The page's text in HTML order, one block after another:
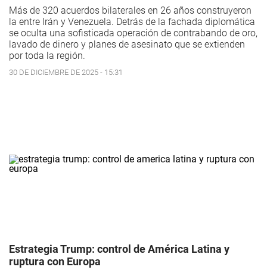
Más de 320 acuerdos bilaterales en 26 años construyeron
la entre Irán y Venezuela. Detrás de la fachada diplomática
se oculta una sofisticada operación de contrabando de oro,
lavado de dinero y planes de asesinato que se extienden
por toda la región.
30 DE DICIEMBRE DE 2025 - 15:31
Estrategia Trump: control de América Latina y
ruptura con Europa